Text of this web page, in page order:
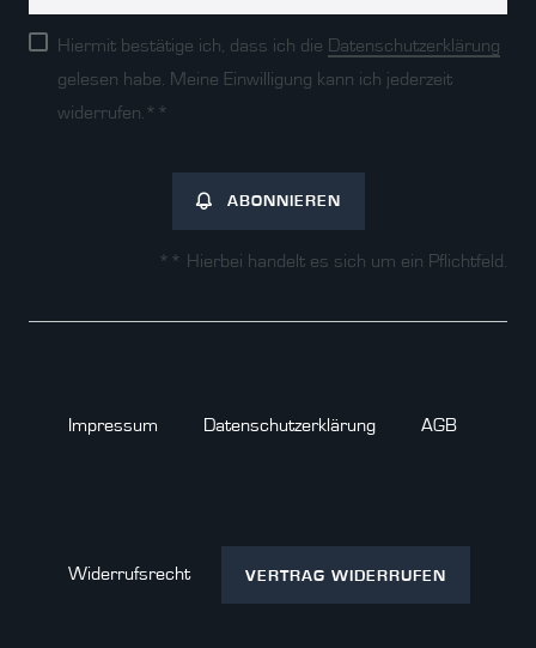
Hiermit bestätige ich, dass ich die Daten­schutz­erklärung
gelesen habe. Meine Einwilligung kann ich jederzeit
widerrufen.**
ABONNIEREN
** Hierbei handelt es sich um ein Pflichtfeld.
Impressum Daten­schutz­erklärung AGB
Widerrufs­recht VERTRAG WIDERRUFEN